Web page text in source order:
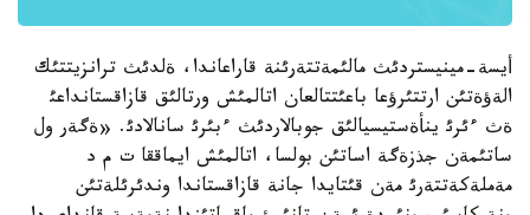
أيسة-مينيستردئث مالئمةتتةرئنة قاراعاندا، ةلدئث ترانزيتتئك
الةؤةتئن ارتتئرؤعا باعئتتالعان اتالمئش ورتالئق قازاقستانداعئ
ةث ءئرئ ينأةستيسيالئق جوبالاردئث ءبئرئ سانالادئ. «ةگةر ول
ساتئمةن جذزةگة اساتئن بولسا، اتالمئش ايماققا ت م د
مةملةكةتتةرئ مةن قئتايدا جانة قازاقستاندا وندئرئلةتئن